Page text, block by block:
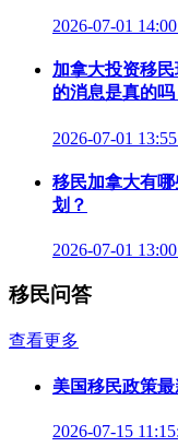
2026-07-01
加拿大投资移
的消息是真的吗
2026-07-01
移民加拿大有
划？
2026-07-01
移民问答
查看更多
美国移民政策
2026-07-15